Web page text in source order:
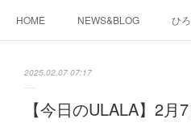
HOME NEWS&BLOG ひ
2025.02.07 07:17
【今日のULALA】2月